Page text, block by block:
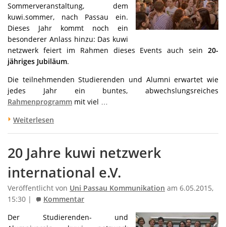
Sommerveranstaltung, dem
kuwi.sommer, nach Passau ein.
Dieses Jahr kommt noch ein
besonderer Anlass hinzu: Das kuwi
netzwerk feiert im Rahmen dieses Events auch sein 20-
jähriges Jubiläum.
Die teilnehmenden Studierenden und Alumni erwartet wie
jedes Jahr ein buntes, abwechslungsreiches
Rahmenprogramm mit viel …
Weiterlesen
20 Jahre kuwi netzwerk
international e.V.
Veröffentlicht von Uni Passau Kommunikation am 6.05.2015,
15:30 |
Kommentar
Der Studierenden- und